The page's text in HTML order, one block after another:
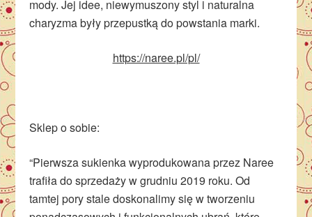
mody. Jej idee, niewymuszony styl i naturalna
charyzma były przepustką do powstania marki.
https://naree.pl/pl/
Sklep o sobie:
“Pierwsza sukienka wyprodukowana przez Naree
trafiła do sprzedaży w grudniu 2019 roku. Od
tamtej pory stale doskonalimy się w tworzeniu